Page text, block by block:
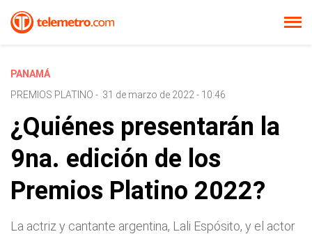
PANAMÁ
PREMIOS PLATINO - 31 de marzo de 2022 - 10:46
¿Quiénes presentarán la
9na. edición de los
Premios Platino 2022?
La actriz y cantante argentina, Lali Espósito, y el actor